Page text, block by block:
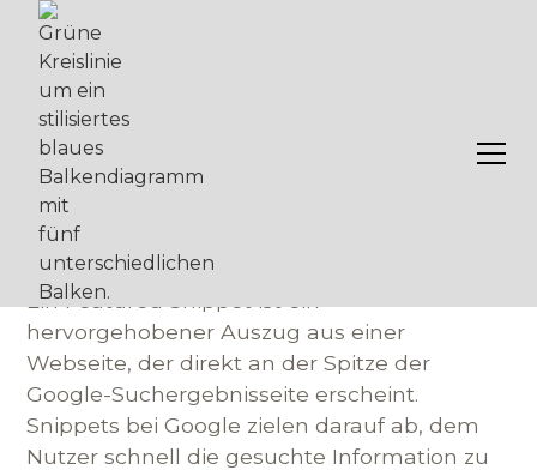
Featured Snippets
Featured Snippet –
Definition
Ein Featured Snippet ist ein
hervorgehobener Auszug aus einer
Webseite, der direkt an der Spitze der
Google-Suchergebnisseite erscheint.
Snippets bei Google zielen darauf ab, dem
Nutzer schnell die gesuchte Information zu